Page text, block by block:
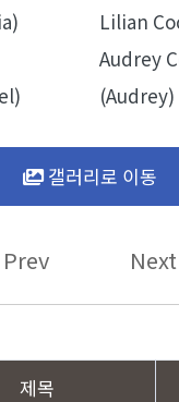
Lilian
Audrey
(Audrey)
갤러리로 이동
Next
제목